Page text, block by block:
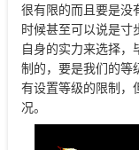
很有限的而且要是没
时候甚至可以说是寸
自身的实力来选择，
制的，要是我们的等
有设置等级的限制，
况。